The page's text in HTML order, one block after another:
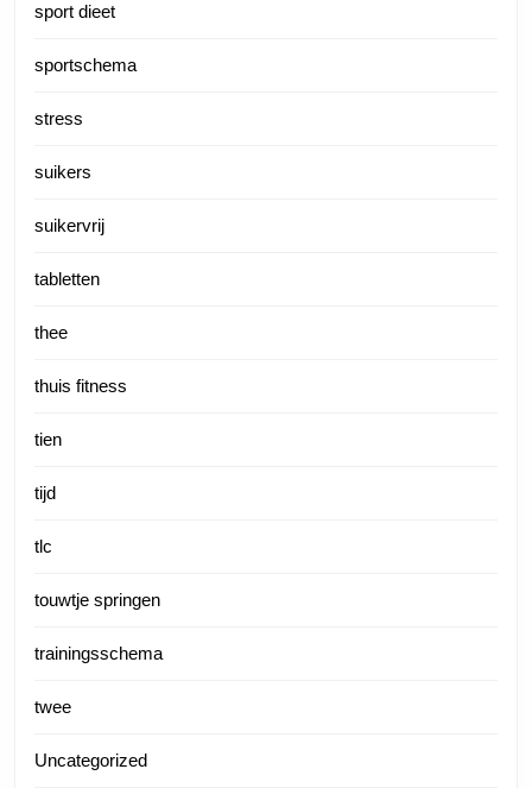
sport dieet
sportschema
stress
suikers
suikervrij
tabletten
thee
thuis fitness
tien
tijd
tlc
touwtje springen
trainingsschema
twee
Uncategorized